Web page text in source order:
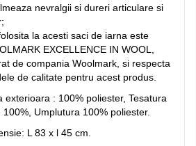
nevralgii si dureri articulare si
la acesti saci de iarna este
EXCELLENCE IN WOOL,
de compania Woolmark, si respecta
de calitate pentru acest produs.
exterioara : 100% poliester, Tesatura
Umplutura 100% poliester.
L 83 x l 45 cm.